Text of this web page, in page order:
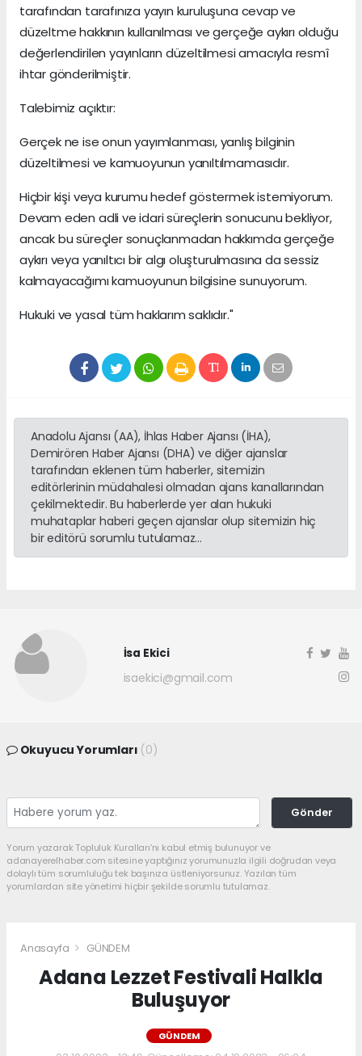
tarafından tarafınıza yayın kuruluşuna cevap ve
düzeltme hakkının kullanılması ve gerçeğe aykırı olduğu
değerlendirilen yayınların düzeltilmesi amacıyla resmî
ihtar gönderilmiştir.
Talebimiz açıktır:
Gerçek ne ise onun yayımlanması, yanlış bilginin
düzeltilmesi ve kamuoyunun yanıltılmamasıdır.
Hiçbir kişi veya kurumu hedef göstermek istemiyorum.
Devam eden adli ve idari süreçlerin sonucunu bekliyor,
ancak bu süreçler sonuçlanmadan hakkımda gerçeğe
aykırı veya yanıltıcı bir algı oluşturulmasına da sessiz
kalmayacağımı kamuoyunun bilgisine sunuyorum.
Hukuki ve yasal tüm haklarım saklıdır."
Anadolu Ajansı (AA), İhlas Haber Ajansı (İHA),
Demirören Haber Ajansı (DHA) ve diğer ajanslar
tarafından eklenen tüm haberler, sitemizin
editörlerinin müdahalesi olmadan ajans kanallarından
çekilmektedir. Bu haberlerde yer alan hukuki
muhataplar haberi geçen ajanslar olup sitemizin hiç
bir editörü sorumlu tutulamaz...
İsa Ekici
isaekici@gmail.com
Okuyucu Yorumları (0)
Gönder
Yorum yazarak Topluluk Kuralları’nı kabul etmiş bulunuyor ve
adanayerelhaber.com sitesine yaptığınız yorumunuzla ilgili doğrudan veya
dolaylı tüm sorumluluğu tek başınıza üstleniyorsunuz. Yazılan tüm
yorumlardan site yönetimi hiçbir şekilde sorumlu tutulamaz.
Anasayfa GÜNDEM
Adana Lezzet Festivali Halkla
Buluşuyor
GÜNDEM